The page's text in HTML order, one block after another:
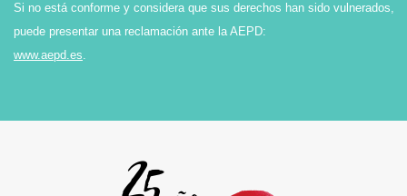
Si no está conforme y considera que sus derechos han sido vulnerados,
puede presentar una reclamación ante la AEPD:
www.aepd.es.